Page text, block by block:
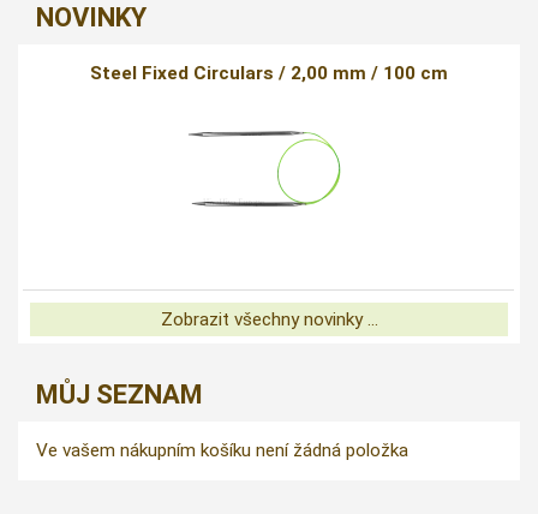
NOVINKY
Steel Fixed Circulars / 2,00 mm / 100 cm
Zobrazit všechny novinky ...
MŮJ SEZNAM
Ve vašem nákupním košíku není žádná položka